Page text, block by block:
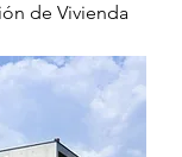
de Vivienda